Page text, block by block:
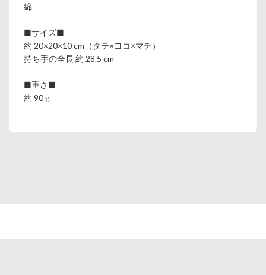
綿
■サイズ■
約 20×20×10 cm（タテ×ヨコ×マチ）
持ち手の全長 約 28.5 cm
■重さ■
約 90 g